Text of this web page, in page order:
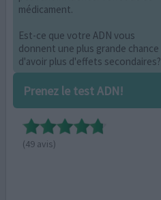
médicament.
Est-ce que votre ADN vous
donnent une plus grande chance
d'avoir plus d'effets secondaires?
Prenez le test ADN!
(49 avis)